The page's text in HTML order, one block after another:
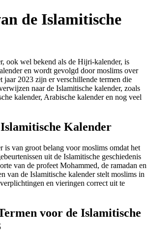
de Islamitische
ook wel bekend als de Hijri-kalender, is
en wordt gevolgd door moslims over
jaar 2023 zijn er verschillende termen die
naar de Islamitische kalender, zoals
kalender, Arabische kalender en nog veel
Kalender
is van groot belang voor moslims omdat het
uit de Islamitische geschiedenis
van de profeet Mohammed, de ramadan en
van de Islamitische kalender stelt moslims in
en vieringen correct uit te
voor de Islamitische